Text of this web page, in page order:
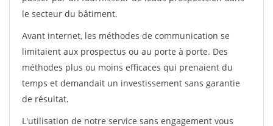
le secteur du bâtiment.
Avant internet, les méthodes de communication se
limitaient aux prospectus ou au porte à porte. Des
méthodes plus ou moins efficaces qui prenaient du
temps et demandait un investissement sans garantie
de résultat.
L'utilisation de notre service sans engagement vous